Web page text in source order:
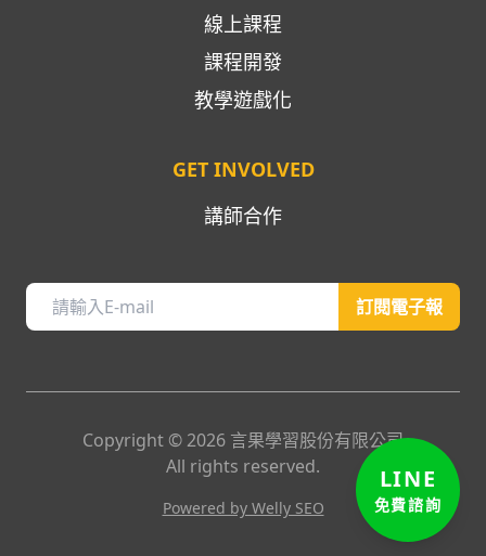
LINE
免費諮詢
線上課程
課程開發
教學遊戲化
GET INVOLVED
講師合作
訂閱電子報
Copyright © 2026 言果學習股份有限公司
All rights reserved.
Powered by Welly SEO